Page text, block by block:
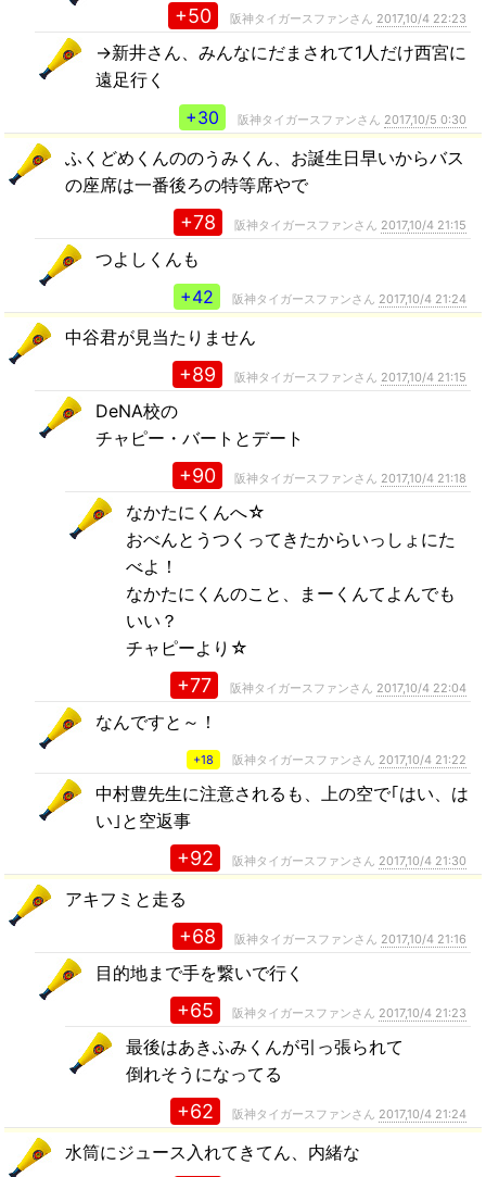
+50 阪神タイガースファンさん 2017,10/4 22:23
→新井さん、みんなにだまされて1人だけ西宮に
遠足行く
+30
阪神タイガースファンさん 2017,10/5 0:30
ふくどめくんののうみくん、お誕生日早いからバス
の座席は一番後ろの特等席やで
+78 阪神タイガースファンさん 2017,10/4 21:15
つよしくんも
+42
阪神タイガースファンさん 2017,10/4 21:24
中谷君が見当たりません
+89 阪神タイガースファンさん 2017,10/4 21:15
DeNA校の
チャピー・バートとデート
+90 阪神タイガースファンさん 2017,10/4 21:18
なかたにくんへ☆
おべんとうつくってきたからいっしょにた
べよ！
なかたにくんのこと、まーくんてよんでも
いい？
チャピーより☆
+77 阪神タイガースファンさん 2017,10/4 22:04
なんですと～！
+18 阪神タイガースファンさん 2017,10/4 21:22
中村豊先生に注意されるも、上の空で｢はい、は
い｣と空返事
+92 阪神タイガースファンさん 2017,10/4 21:30
アキフミと走る
+68 阪神タイガースファンさん 2017,10/4 21:16
目的地まで手を繋いで行く
+65 阪神タイガースファンさん 2017,10/4 21:23
最後はあきふみくんが引っ張られて
倒れそうになってる
+62 阪神タイガースファンさん 2017,10/4 21:24
水筒にジュース入れてきてん、内緒な